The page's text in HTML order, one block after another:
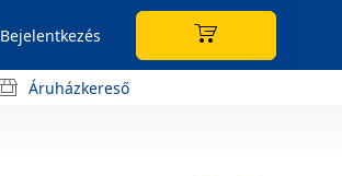
Bejelentkezés
Áruházkereső